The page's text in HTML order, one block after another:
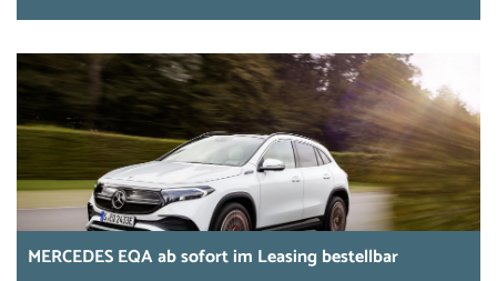
MERCEDES EQA ab sofort im Leasing bestellbar